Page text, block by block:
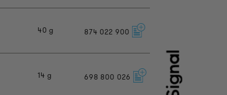
40 g 874 022 900
14 g 698 800 026